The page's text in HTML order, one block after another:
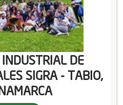
DE
SIGRA - TABIO,